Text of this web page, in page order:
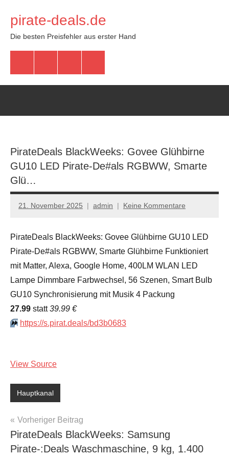
Inhalt
springen
pirate-deals.de
Die besten Preisfehler aus erster Hand
PirateDeals BlackWeeks: Govee Glühbirne
GU10 LED Pirate-De#als RGBWW, Smarte
Glü…
21. November 2025 admin Keine Kommentare
PirateDeals BlackWeeks: Govee Glühbirne GU10 LED
Pirate-De#als RGBWW, Smarte Glühbirne Funktioniert
mit Matter, Alexa, Google Home, 400LM WLAN LED
Lampe Dimmbare Farbwechsel, 56 Szenen, Smart Bulb
GU10 Synchronisierung mit Musik 4 Packung
27.99 statt39.99 €
⏩️ https://s.pirat.deals/bd3b0683
View Source
Hauptkanal
Beitragsnavigation
Vorheriger Beitrag
PirateDeals BlackWeeks: Samsung
Pirate-:Deals Waschmaschine, 9 kg, 1.400